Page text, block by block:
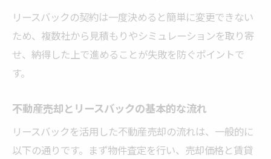
リースバックの契約は一度決めると簡単に変更できない
ため、複数社から見積もりやシミュレーションを取り寄
せ、納得した上で進めることが失敗を防ぐポイントで
す。
不動産売却とリースバックの基本的な流れ
リースバックを活用した不動産売却の流れは、一般的に
以下の通りです。まず物件査定を行い、売却価格と賃貸